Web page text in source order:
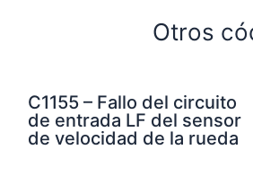
Otros
C1155 – Fallo del circuito
de entrada LF del sensor
de velocidad de la rueda